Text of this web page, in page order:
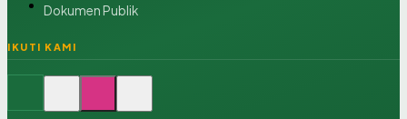
Dokumen Publik
IKUTI KAMI